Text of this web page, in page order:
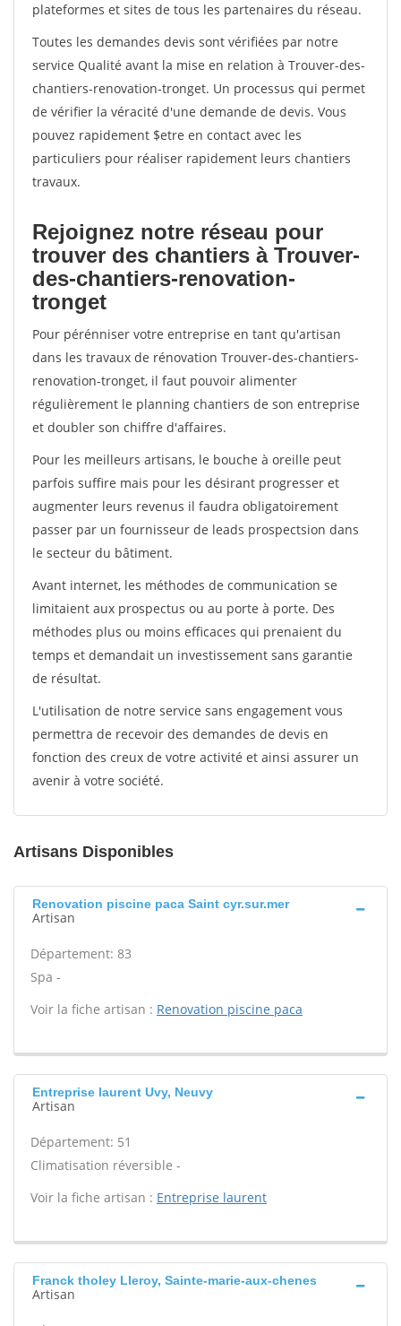
plateformes et sites de tous les partenaires du réseau.
Toutes les demandes devis sont vérifiées par notre
service Qualité avant la mise en relation à Trouver-des-
chantiers-renovation-tronget. Un processus qui permet
de vérifier la véracité d'une demande de devis. Vous
pouvez rapidement $etre en contact avec les
particuliers pour réaliser rapidement leurs chantiers
travaux.
Rejoignez notre réseau pour
trouver des chantiers à Trouver-
des-chantiers-renovation-
tronget
Pour pérénniser votre entreprise en tant qu'artisan
dans les travaux de rénovation Trouver-des-chantiers-
renovation-tronget, il faut pouvoir alimenter
régulièrement le planning chantiers de son entreprise
et doubler son chiffre d'affaires.
Pour les meilleurs artisans, le bouche à oreille peut
parfois suffire mais pour les désirant progresser et
augmenter leurs revenus il faudra obligatoirement
passer par un fournisseur de leads prospectsion dans
le secteur du bâtiment.
Avant internet, les méthodes de communication se
limitaient aux prospectus ou au porte à porte. Des
méthodes plus ou moins efficaces qui prenaient du
temps et demandait un investissement sans garantie
de résultat.
L'utilisation de notre service sans engagement vous
permettra de recevoir des demandes de devis en
fonction des creux de votre activité et ainsi assurer un
avenir à votre société.
Artisans Disponibles
Renovation piscine paca Saint cyr.sur.mer
Artisan
Département: 83
Spa -
Voir la fiche artisan : Renovation piscine paca
Entreprise laurent Uvy, Neuvy
Artisan
Département: 51
Climatisation réversible -
Voir la fiche artisan : Entreprise laurent
Franck tholey Lleroy, Sainte-marie-aux-chenes
Artisan